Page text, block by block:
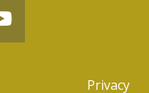
Privacy